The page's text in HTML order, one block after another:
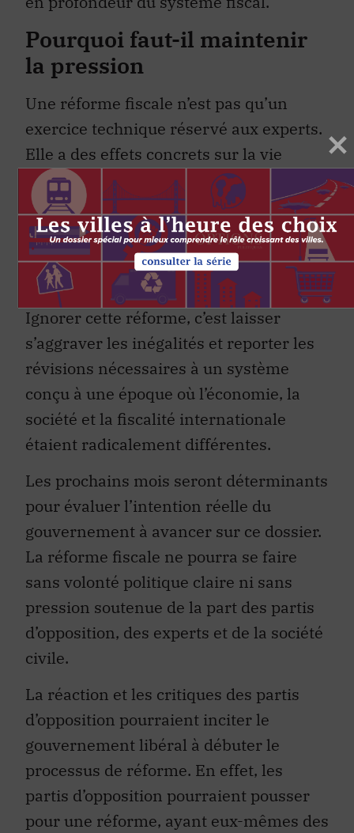
Pourquoi faut-il maintenir
la pression
Une réforme fiscale n’est pas qu’un
exercice technique réservé aux experts.
Elle a des effets concrets sur la vie
quotidienne des contribuables, sur les
ressources disponibles pour financer les
services publics, sur l’équité entre
individus, régions et secteurs
économiques.
Ignorer cette réforme, c’est laisser
s’aggraver les inégalités et reporter les
révisions nécessaires à un système
conçu à une époque où l’économie, la
société et la fiscalité internationale
étaient radicalement différentes.
Les prochains mois seront déterminants
pour évaluer l’intention réelle du
gouvernement à avancer sur ce dossier.
La réforme fiscale ne pourra se faire
sans volonté politique claire ni sans
pression soutenue de la part des partis
d’opposition, des experts et de la société
civile.
La réaction et les critiques des partis
d’opposition pourraient inciter le
gouvernement libéral à débuter le
processus de réforme. En effet, les
partis d’opposition pourraient pousser
pour une réforme, ayant eux-mêmes des